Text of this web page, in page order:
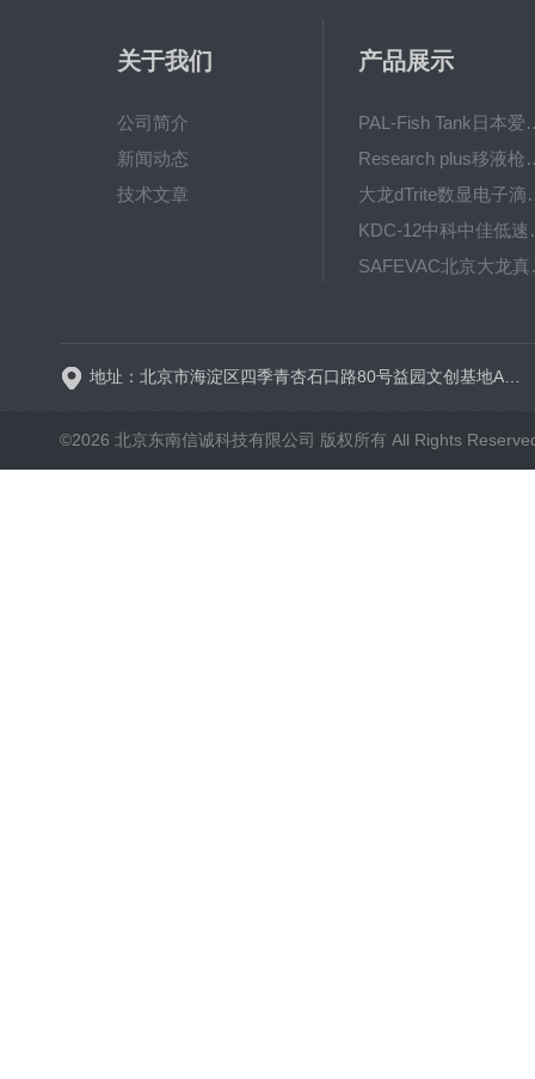
关于我们
公司简介
新闻动态
技术文章
产品展示
PAL-Fish Tank
Research plus
大龙dTrite
KDC-
©2026 北京东南信诚科技有限公司 版权所有 All Rights